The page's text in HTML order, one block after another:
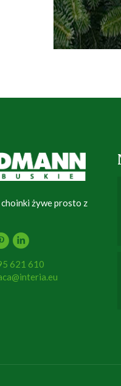
żywe prosto z
621 610